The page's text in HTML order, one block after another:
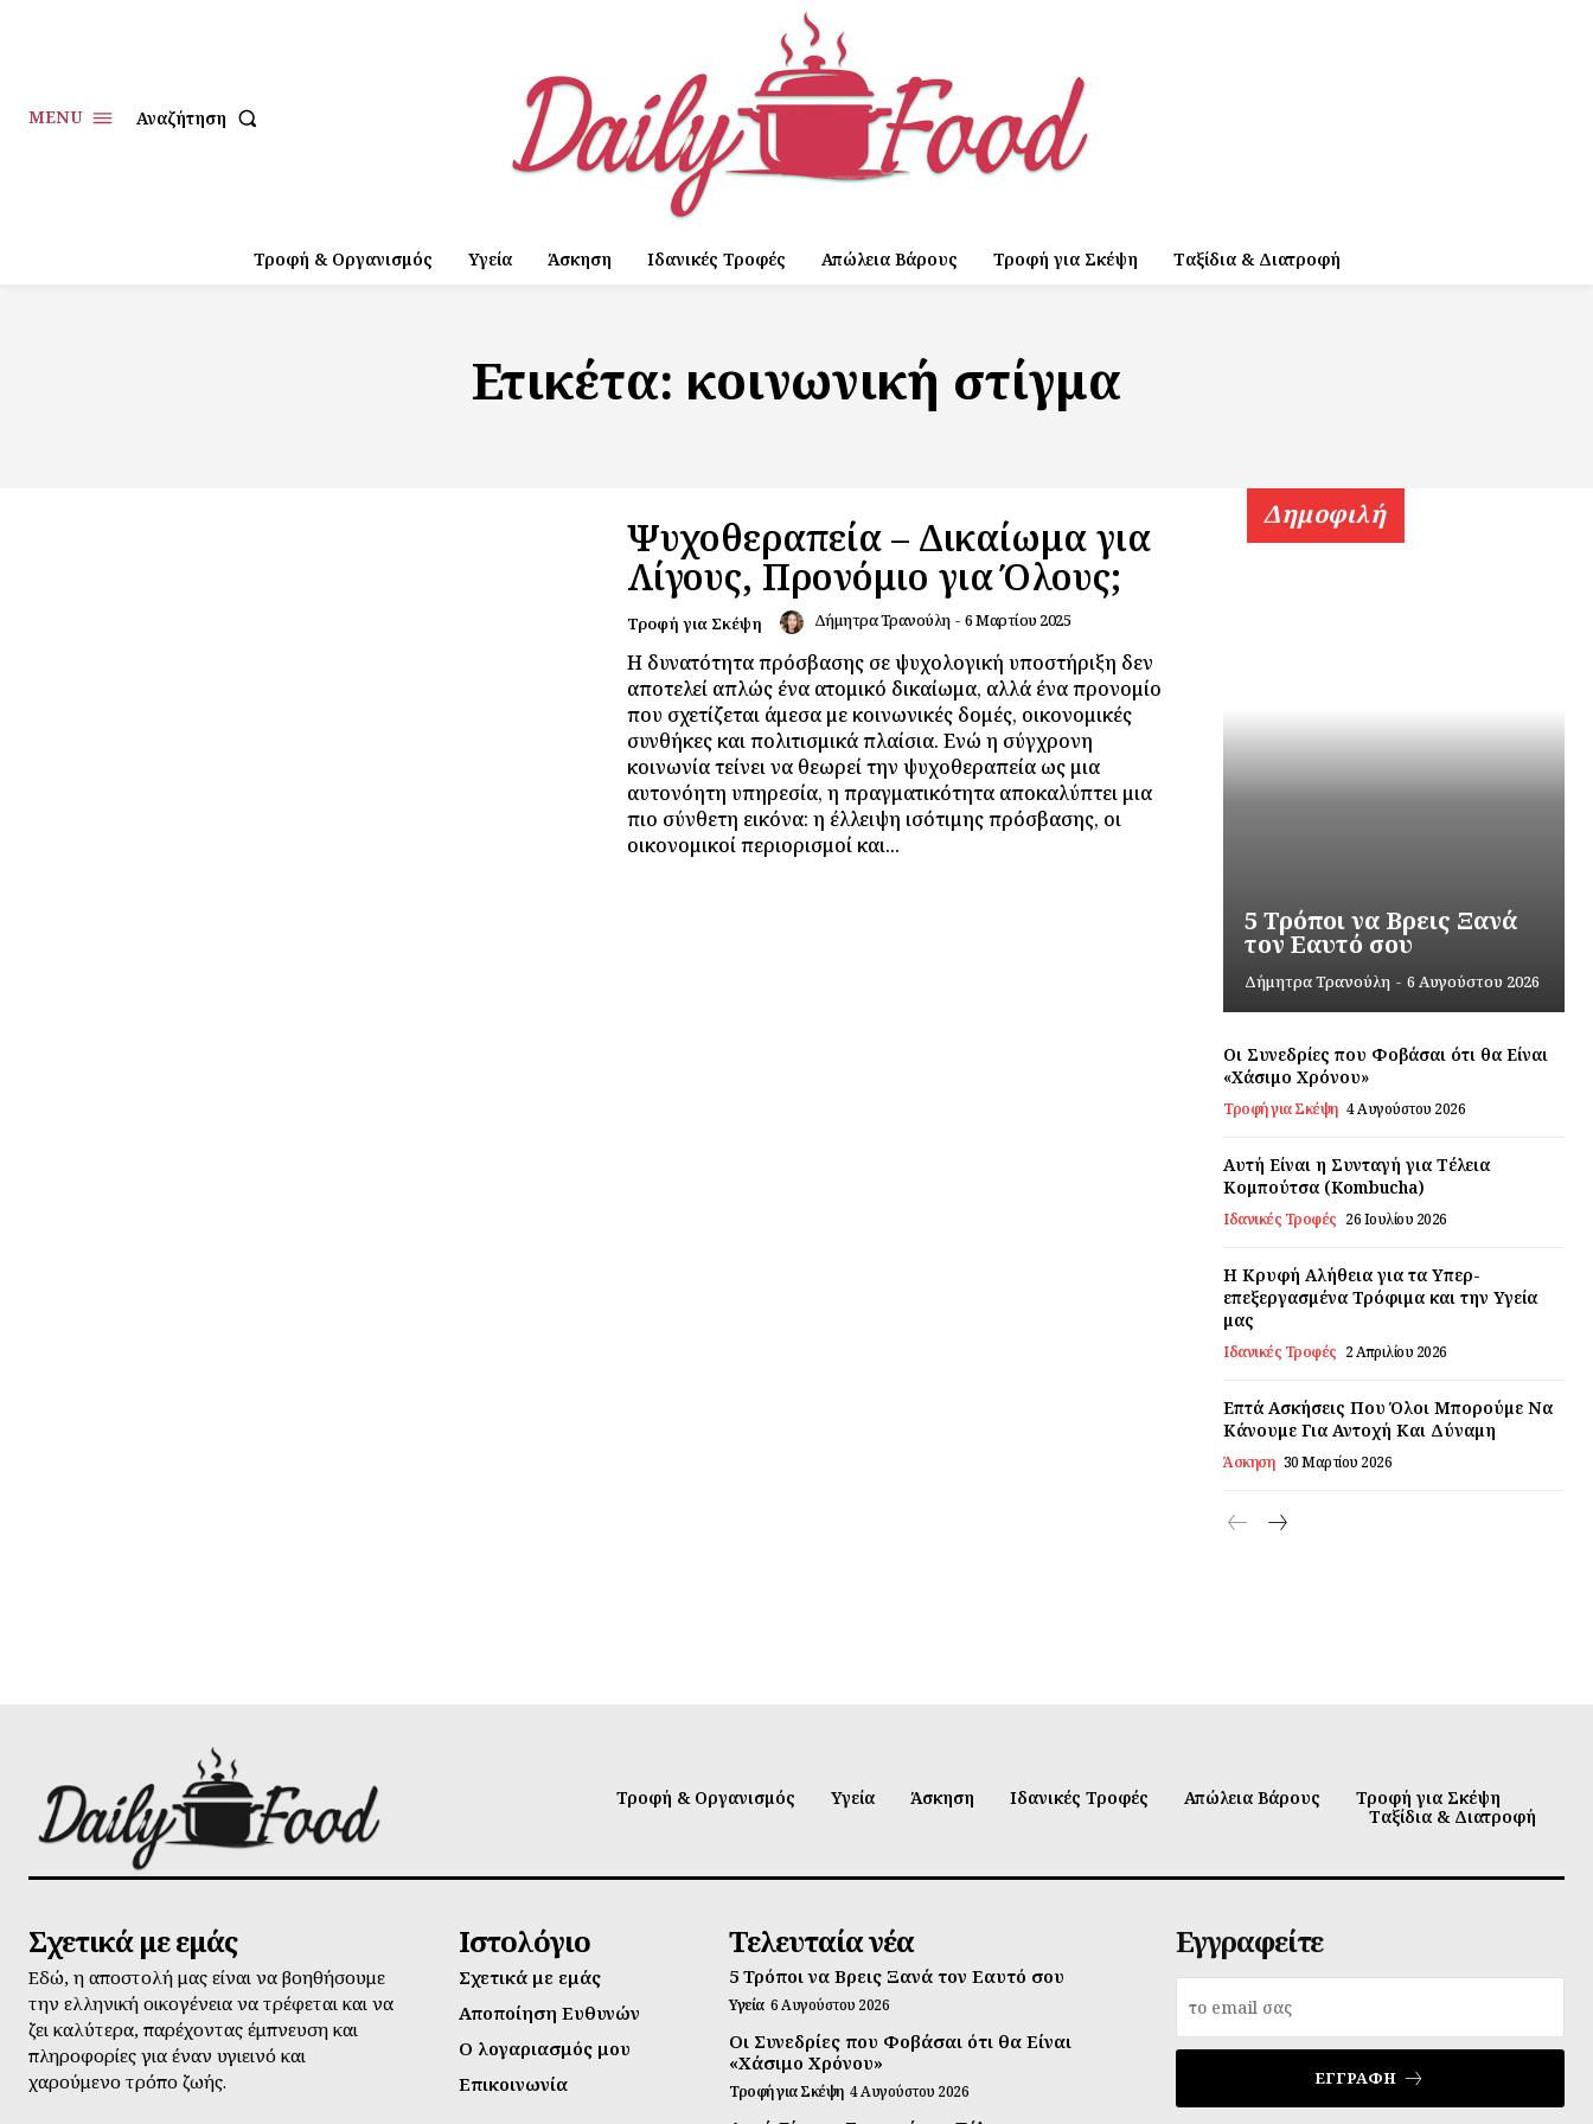
MENU Αναζήτηση
Τροφή & Οργανισμός Υγεία Άσκηση Ιδανικές Τροφές Απώλεια Βάρους Τροφή για Σκέψη Ταξίδια & Διατροφή
Ετικέτα: κοινωνική στίγμα
Ψυχοθεραπεία – Δικαίωμα για
Λίγους, Προνόμιο για Όλους;
Τροφή για Σκέψη Δήμητρα Τρανούλη - 6 Μαρτίου 2025
Η δυνατότητα πρόσβασης σε ψυχολογική υποστήριξη δεν
αποτελεί απλώς ένα ατομικό δικαίωμα, αλλά ένα προνομίο
που σχετίζεται άμεσα με κοινωνικές δομές, οικονομικές
συνθήκες και πολιτισμικά πλαίσια. Ενώ η σύγχρονη
κοινωνία τείνει να θεωρεί την ψυχοθεραπεία ως μια
αυτονόητη υπηρεσία, η πραγματικότητα αποκαλύπτει μια
πιο σύνθετη εικόνα: η έλλειψη ισότιμης πρόσβασης, οι
οικονομικοί περιορισμοί και...
Δημοφιλή
5 Τρόποι να Βρεις Ξανά
τον Εαυτό σου
Δήμητρα Τρανούλη - 6 Αυγούστου 2026
Οι Συνεδρίες που Φοβάσαι ότι θα Είναι
«Χάσιμο Χρόνου»
Τροφή για Σκέψη 4 Αυγούστου 2026
Αυτή Είναι η Συνταγή για Τέλεια
Κομπούτσα (Kombucha)
Ιδανικές Τροφές 26 Ιουλίου 2026
Η Κρυφή Αλήθεια για τα Υπερ-
επεξεργασμένα Τρόφιμα και την Υγεία
μας
Ιδανικές Τροφές 2 Απριλίου 2026
Επτά Ασκήσεις Που Όλοι Μπορούμε Να
Κάνουμε Για Αντοχή Και Δύναμη
Άσκηση 30 Μαρτίου 2026
Τροφή & Οργανισμός Υγεία Άσκηση Ιδανικές Τροφές Απώλεια Βάρους
Τροφή για Σκέψη
Ταξίδια & Διατροφή
Σχετικά με εμάς
Εδώ, η αποστολή μας είναι να βοηθήσουμε
την ελληνική οικογένεια να τρέφεται και να
ζει καλύτερα, παρέχοντας έμπνευση και
πληροφορίες για έναν υγιεινό και
χαρούμενο τρόπο ζωής.
Ιστολόγιο
Σχετικά με εμάς
Αποποίηση Ευθυνών
Ο λογαριασμός μου
Επικοινωνία
Τελευταία νέα
5 Τρόποι να Βρεις Ξανά τον Εαυτό σου
Υγεία 6 Αυγούστου 2026
Οι Συνεδρίες που Φοβάσαι ότι θα Είναι
«Χάσιμο Χρόνου»
Τροφή για Σκέψη 4 Αυγούστου 2026
Εγγραφείτε
ΕΓΓΡΑΦΉ